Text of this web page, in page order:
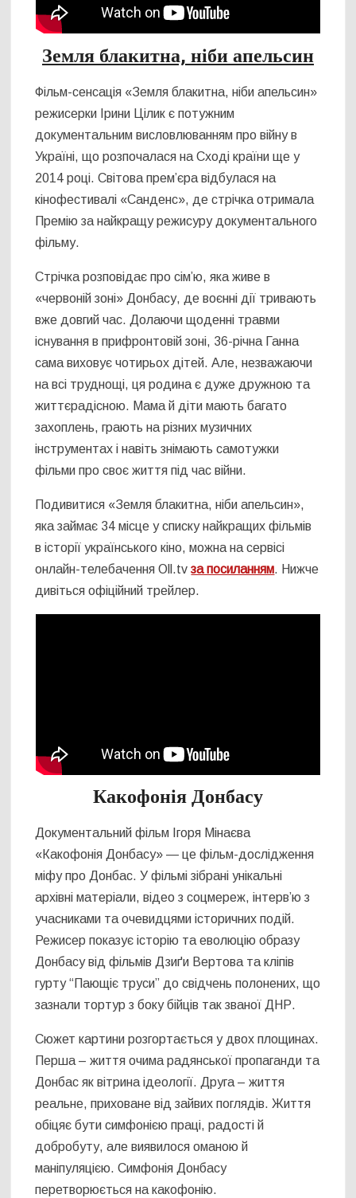
Земля блакитна, ніби апельсин
Фільм-сенсація «Земля блакитна, ніби апельсин»
режисерки Ірини Цілик є потужним
документальним висловлюванням про війну в
Україні, що розпочалася на Сході країни ще у
2014 році. Світова прем’єра відбулася на
кінофестивалі «Санденс», де стрічка отримала
Премію за найкращу режисуру документального
фільму.
Стрічка розповідає про сім’ю, яка живе в
«червоній зоні» Донбасу, де воєнні дії тривають
вже довгий час. Долаючи щоденні травми
існування в прифронтовій зоні, 36-річна Ганна
сама виховує чотирьох дітей. Але, незважаючи
на всі труднощі, ця родина є дуже дружною та
життєрадісною. Мама й діти мають багато
захоплень, грають на різних музичних
інструментах і навіть знімають самотужки
фільми про своє життя під час війни.
Подивитися «Земля блакитна, ніби апельсин»,
яка займає 34 місце у списку найкращих фільмів
в історії українського кіно, можна на сервісі
онлайн-телебачення Oll.tvза посиланням. Нижче
дивіться офіційний трейлер.
Какофонія Донбасу
Документальний фільм Ігоря Мінаєва
«Какофонія Донбасу» — це фільм-дослідження
міфу про Донбас. У фільмі зібрані унікальні
архівні матеріали, відео з соцмереж, інтерв’ю з
учасниками та очевидцями історичних подій.
Режисер показує історію та еволюцію образу
Донбасу від фільмів Дзиґи Вертова та кліпів
гурту “Пающіє труси” до свідчень полонених, що
зазнали тортур з боку бійців так званої ДНР.
Сюжет картини розгортається у двох площинах.
Перша – життя очима радянської пропаганди та
Донбас як вітрина ідеології. Друга – життя
реальне, приховане від зайвих поглядів. Життя
обіцяє бути симфонією праці, радості й
добробуту, але виявилося оманою й
маніпуляцією. Симфонія Донбасу
перетворюється на какофонію.